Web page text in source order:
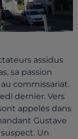
assidus
sa passion
commissariat.
dernier. Vers
appelés dans
Gustave
Un